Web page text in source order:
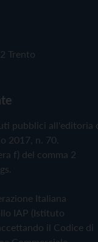
Trento
pubblici all'editoria
2017, n. 70.
f) del comma 2
Italiana
IAP (Istituto
il Codice di